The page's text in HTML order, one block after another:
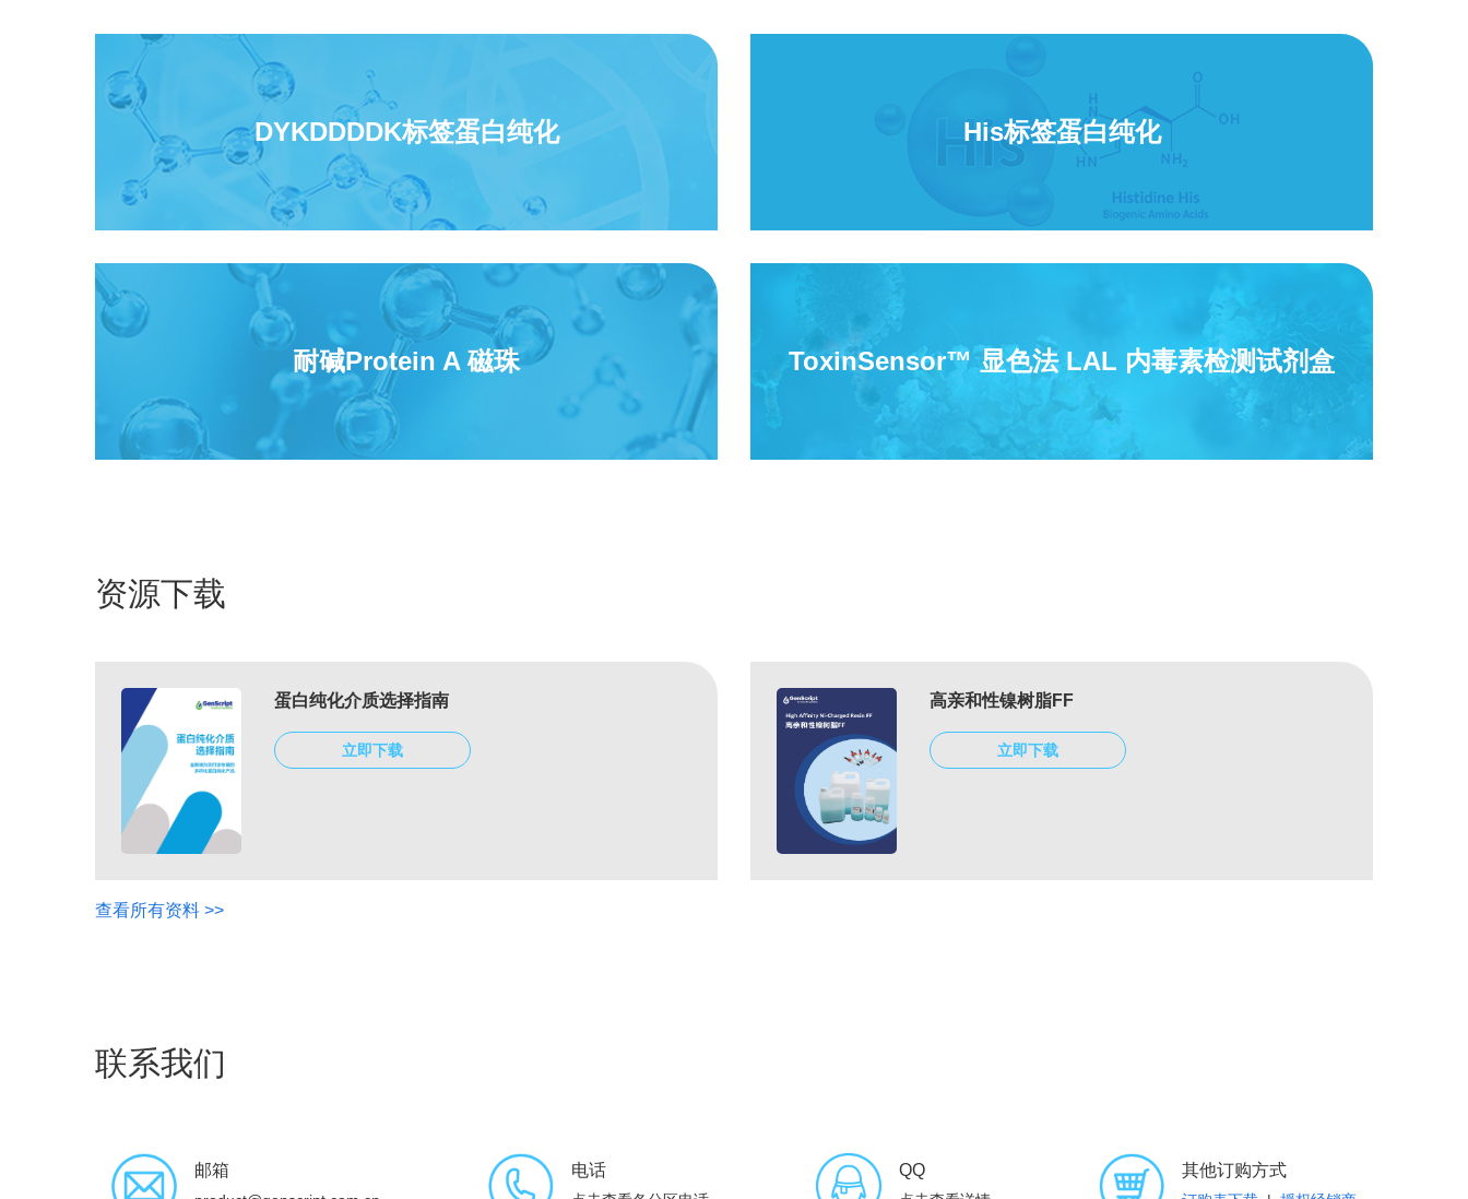
试剂类型
天然鲎试剂 [6]
包装形式
散装填料 [22]
DYKDDDDK标签蛋白纯化 His标签蛋白纯化
耐碱Protein A 磁珠 ToxinSensor™ 显色法 LAL 内毒素检测试剂盒
资源下载
蛋白纯化介质选择指南
立即下载
高亲和性镍树脂FF
立即下载
查看所有资料 >>
联系我们
邮箱 电话 QQ 其他订购方式